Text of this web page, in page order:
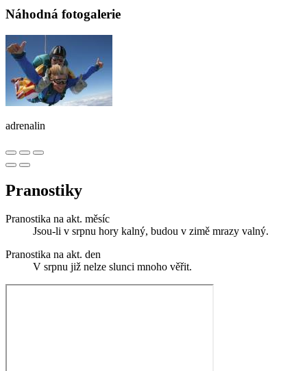
Náhodná fotogalerie
adrenalin
Pranostiky
Pranostika na akt. měsíc
Jsou-li v srpnu hory kalný, budou v zimě mrazy valný.
Pranostika na akt. den
V srpnu již nelze slunci mnoho věřit.